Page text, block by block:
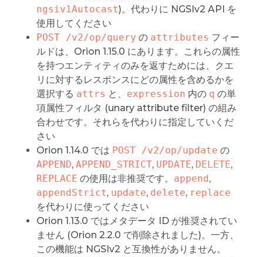
ngsiv1Autocast)。代わりに NGSIv2 API を
使用してください
POST /v2/op/query の attributes フィー
ルドは、Orion 1.15.0 にあります。これらの属性
を持つエンティティのみを返すためには、クエ
リに対するレスポンスにどの属性を含めるかを
選択する attrs と、 expression 内の q の単
項属性フィルタ (unary attribute filter) の組み
合わせです。それらを代わりに指定していくだ
さい
Orion 1.14.0 では POST /v2/op/update の
APPEND, APPEND_STRICT, UPDATE, DELETE,
REPLACE の使用は非推奨です。 append,
appendStrict, update, delete, replace
を代わりに使ってください
Orion 1.13.0 ではメタデータ ID が推奨されてい
ません (Orion 2.2.0 で削除されました)。一方、
この機能は NGSIv2 と互換性がありません。